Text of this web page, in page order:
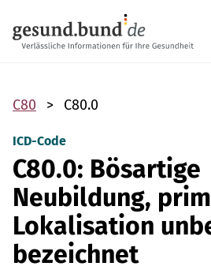
C80 C80.0
ICD-Code
C80.0: Bösartige
Neubildung,
Lokalisation
bezeichnet